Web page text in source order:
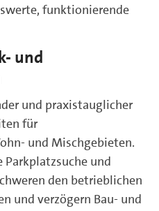
funktionierende
und
und praxistauglicher
für
und Mischgebieten.
Parkplatzsuche und
den betrieblichen
und verzögern Bau- und